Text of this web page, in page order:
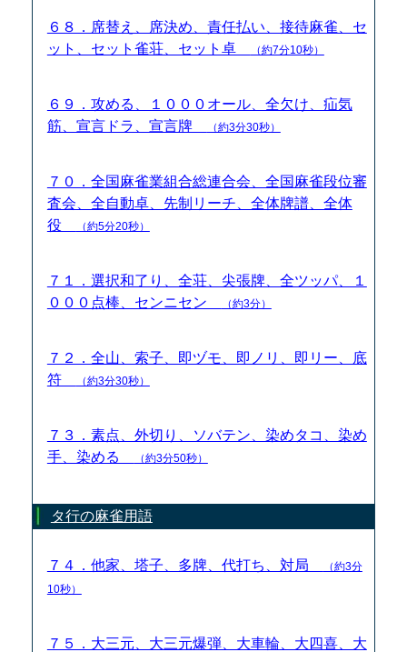
６８．席替え、席決め、責任払い、接待麻雀、セ
ット、セット雀荘、セット卓
（約7分10秒）
６９．攻める、１０００オール、全欠け、疝気
筋、宣言ドラ、宣言牌
（約3分30秒）
７０．全国麻雀業組合総連合会、全国麻雀段位審
査会、全自動卓、先制リーチ、全体牌譜、全体
役
（約5分20秒）
７１．選択和了り、全荘、尖張牌、全ツッパ、１
０００点棒、センニセン
（約3分）
７２．全山、索子、即ヅモ、即ノリ、即リー、底
符
（約3分30秒）
７３．素点、外切り、ソバテン、染めタコ、染め
手、染める
（約3分50秒）
タ行の麻雀用語
７４．他家、塔子、多牌、代打ち、対局
（約3分
10秒）
７５．大三元、大三元爆弾、大車輪、大四喜、大